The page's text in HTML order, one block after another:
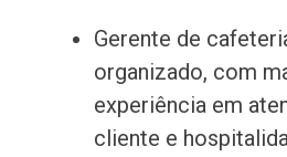
Gerente de
organizado, com
experiência em
cliente e